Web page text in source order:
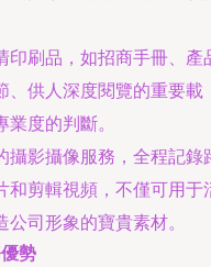
印刷品，如招商手冊、產
、供人深度閱覽的重要載
度的判斷。
攝影攝像服務，全程記錄
和剪輯視頻，不僅可用于
司形象的寶貴素材。
勢